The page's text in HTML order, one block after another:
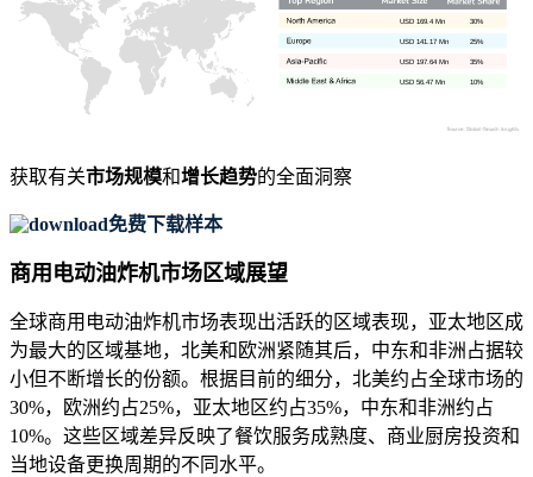
10%
USD 56.47 Mn
35%
USD 197.64 Mn
25%
USD 141.17 Mn
30%
USD 169.4 Mn
获取有关市场规模和增长趋势的全面洞察
免费下载样本
商用电动油炸机市场区域展望
全球商用电动油炸机市场表现出活跃的区域表现，亚太地区成
为最大的区域基地，北美和欧洲紧随其后，中东和非洲占据较
小但不断增长的份额。根据目前的细分，北美约占全球市场的
30%，欧洲约占25%，亚太地区约占35%，中东和非洲约占
10%。这些区域差异反映了餐饮服务成熟度、商业厨房投资和
当地设备更换周期的不同水平。